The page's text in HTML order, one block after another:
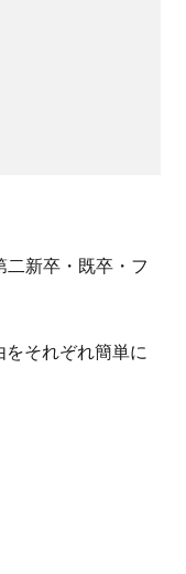
二新卒・既卒・フ
それぞれ簡単に